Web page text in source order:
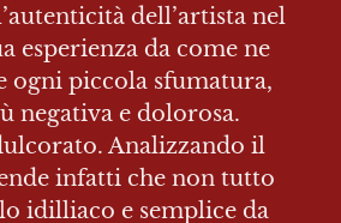
dell’artista nel
esperienza da come ne
ogni piccola sfumatura,
negativa e dolorosa.
Analizzando il
infatti che non tutto
idilliaco e semplice da